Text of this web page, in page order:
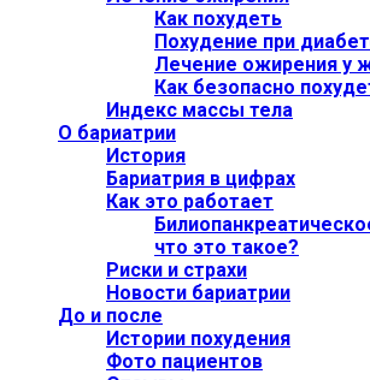
Как похудеть
Похудение при
Лечение ожирения у
Как безопасно
Индекс массы тела
О бариатрии
История
Бариатрия в цифрах
Как это работает
что это такое?
Риски и страхи
Новости бариатрии
До и после
Истории похудения
Фото пациентов